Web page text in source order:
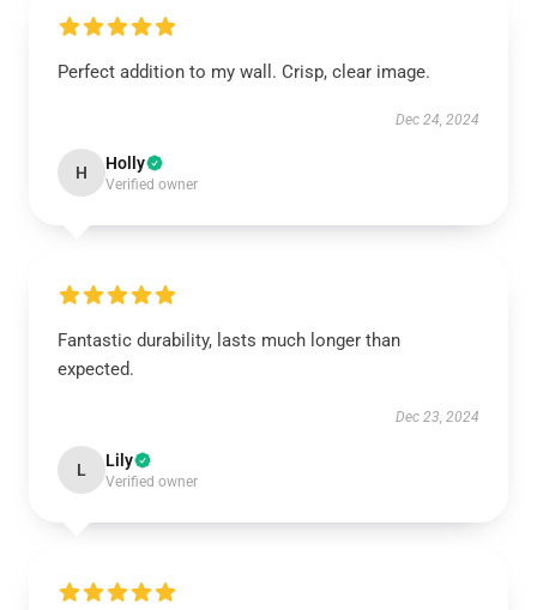
Perfect addition to my wall. Crisp, clear image.
Dec 24, 2024
H Holly
Verified owner
Fantastic durability, lasts much longer than
expected.
Dec 23, 2024
L Lily
Verified owner